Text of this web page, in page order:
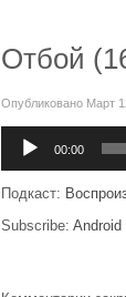
Отбой
Опубликовано Март
00:00
Подкаст:
Subscribe: Android